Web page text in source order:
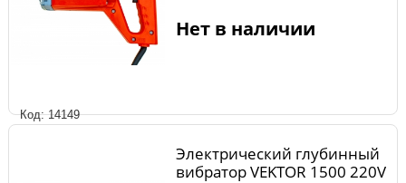
Код: 14149
Нет в наличии
Электрический глубинный
вибратор VEKTOR 1500 220V